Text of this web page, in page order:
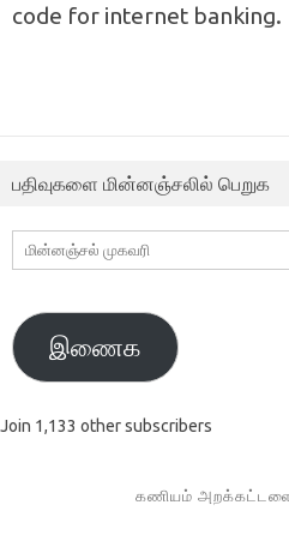
code for internet banking.
பதிவுகளை மின்னஞ்சலில் பெறுக
மின்னஞ்சல்
முகவரி
இணைக
Join 1,133 other subscribers
கணியம்